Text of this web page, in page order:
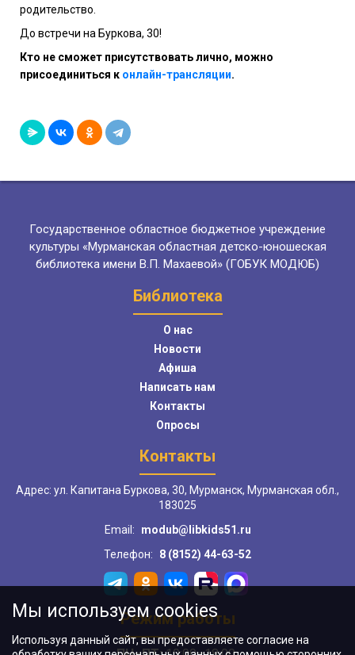
родительство.
До встречи на Буркова, 30!
Кто не сможет присутствовать лично, можно
присоединиться к онлайн-трансляции.
Государственное областное бюджетное учреждение
культуры «Мурманская областная детско-юношеская
библиотека имени В.П. Махаевой» (ГОБУК МОДЮБ)
Библиотека
О нас
Новости
Афиша
Написать нам
Контакты
Опросы
Контакты
Адрес: ул. Капитана Буркова, 30, Мурманск, Мурманская обл.,
183025
Email:
modub@libkids51.ru
Телефон:
8 (8152) 44-63-52
Режим работы
Мы используем cookies
Используя данный сайт, вы предоставляете согласие на